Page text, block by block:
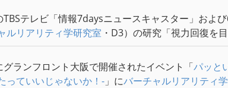
TBSテレビ「情報7daysニュースキャスター」およ
ルリアリティ学研究室 ・D3）の研究「視力回復を
グランフロント大阪で開催されたイベント「パッと
っていいじゃないか！- 」にバーチャルリアリティ